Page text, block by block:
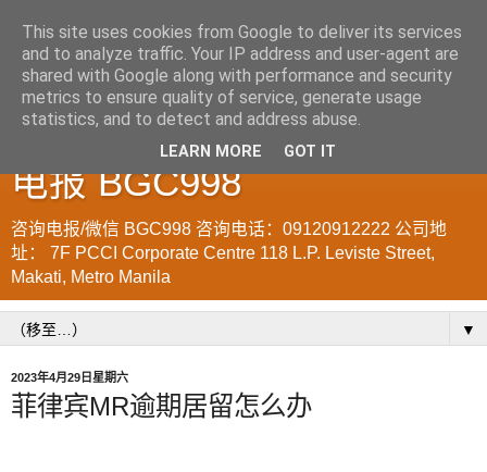
菲律宾998VISA移民公司
WWW.SRRV.DE 咨询微信/
电报 BGC998
咨询电报/微信 BGC998 咨询电话：09120912222 公司地
址： 7F PCCI Corporate Centre 118 L.P. Leviste Street,
Makati, Metro Manila
▼
2023年4月29日星期六
菲律宾MR逾期居留怎么办
This site uses cookies from Google to deliver its services
and to analyze traffic. Your IP address and user-agent are
shared with Google along with performance and security
metrics to ensure quality of service, generate usage
statistics, and to detect and address abuse.
LEARN MORE GOT IT